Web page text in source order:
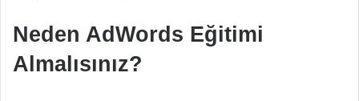
Neden AdWords Eğitimi
Almalısınız?